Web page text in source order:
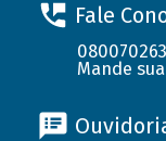
Fale
Mande